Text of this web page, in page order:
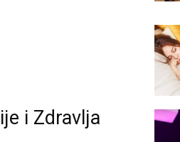
i Zdravlja